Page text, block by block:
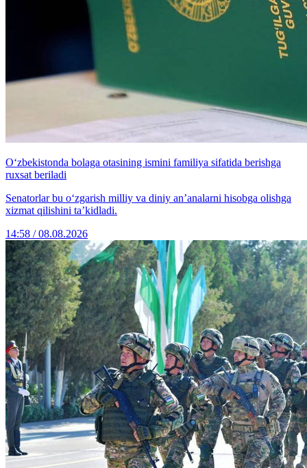
O‘zbekistonda bolaga otasining ismini familiya sifatida berishga
ruxsat beriladi
Senatorlar bu o‘zgarish milliy va diniy an’analarni hisobga olishga
xizmat qilishini ta’kidladi.
14:58 / 08.08.2026